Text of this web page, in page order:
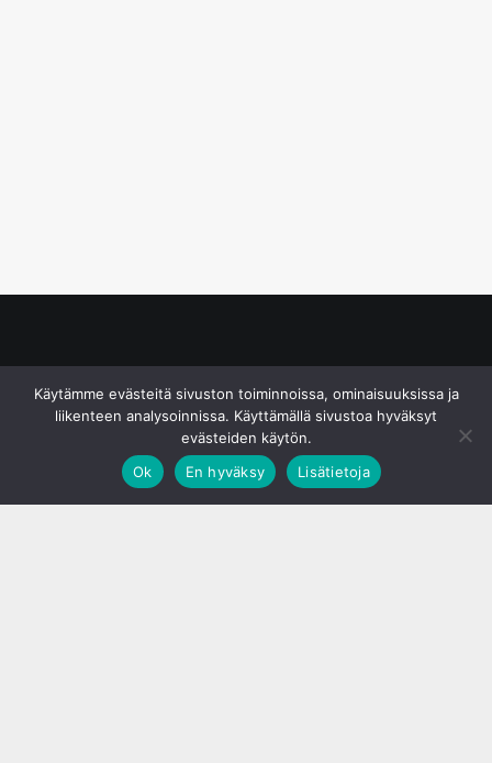
Käytämme evästeitä sivuston toiminnoissa, ominaisuuksissa ja
liikenteen analysoinnissa. Käyttämällä sivustoa hyväksyt
evästeiden käytön.
Ok
En hyväksy Lisätietoja